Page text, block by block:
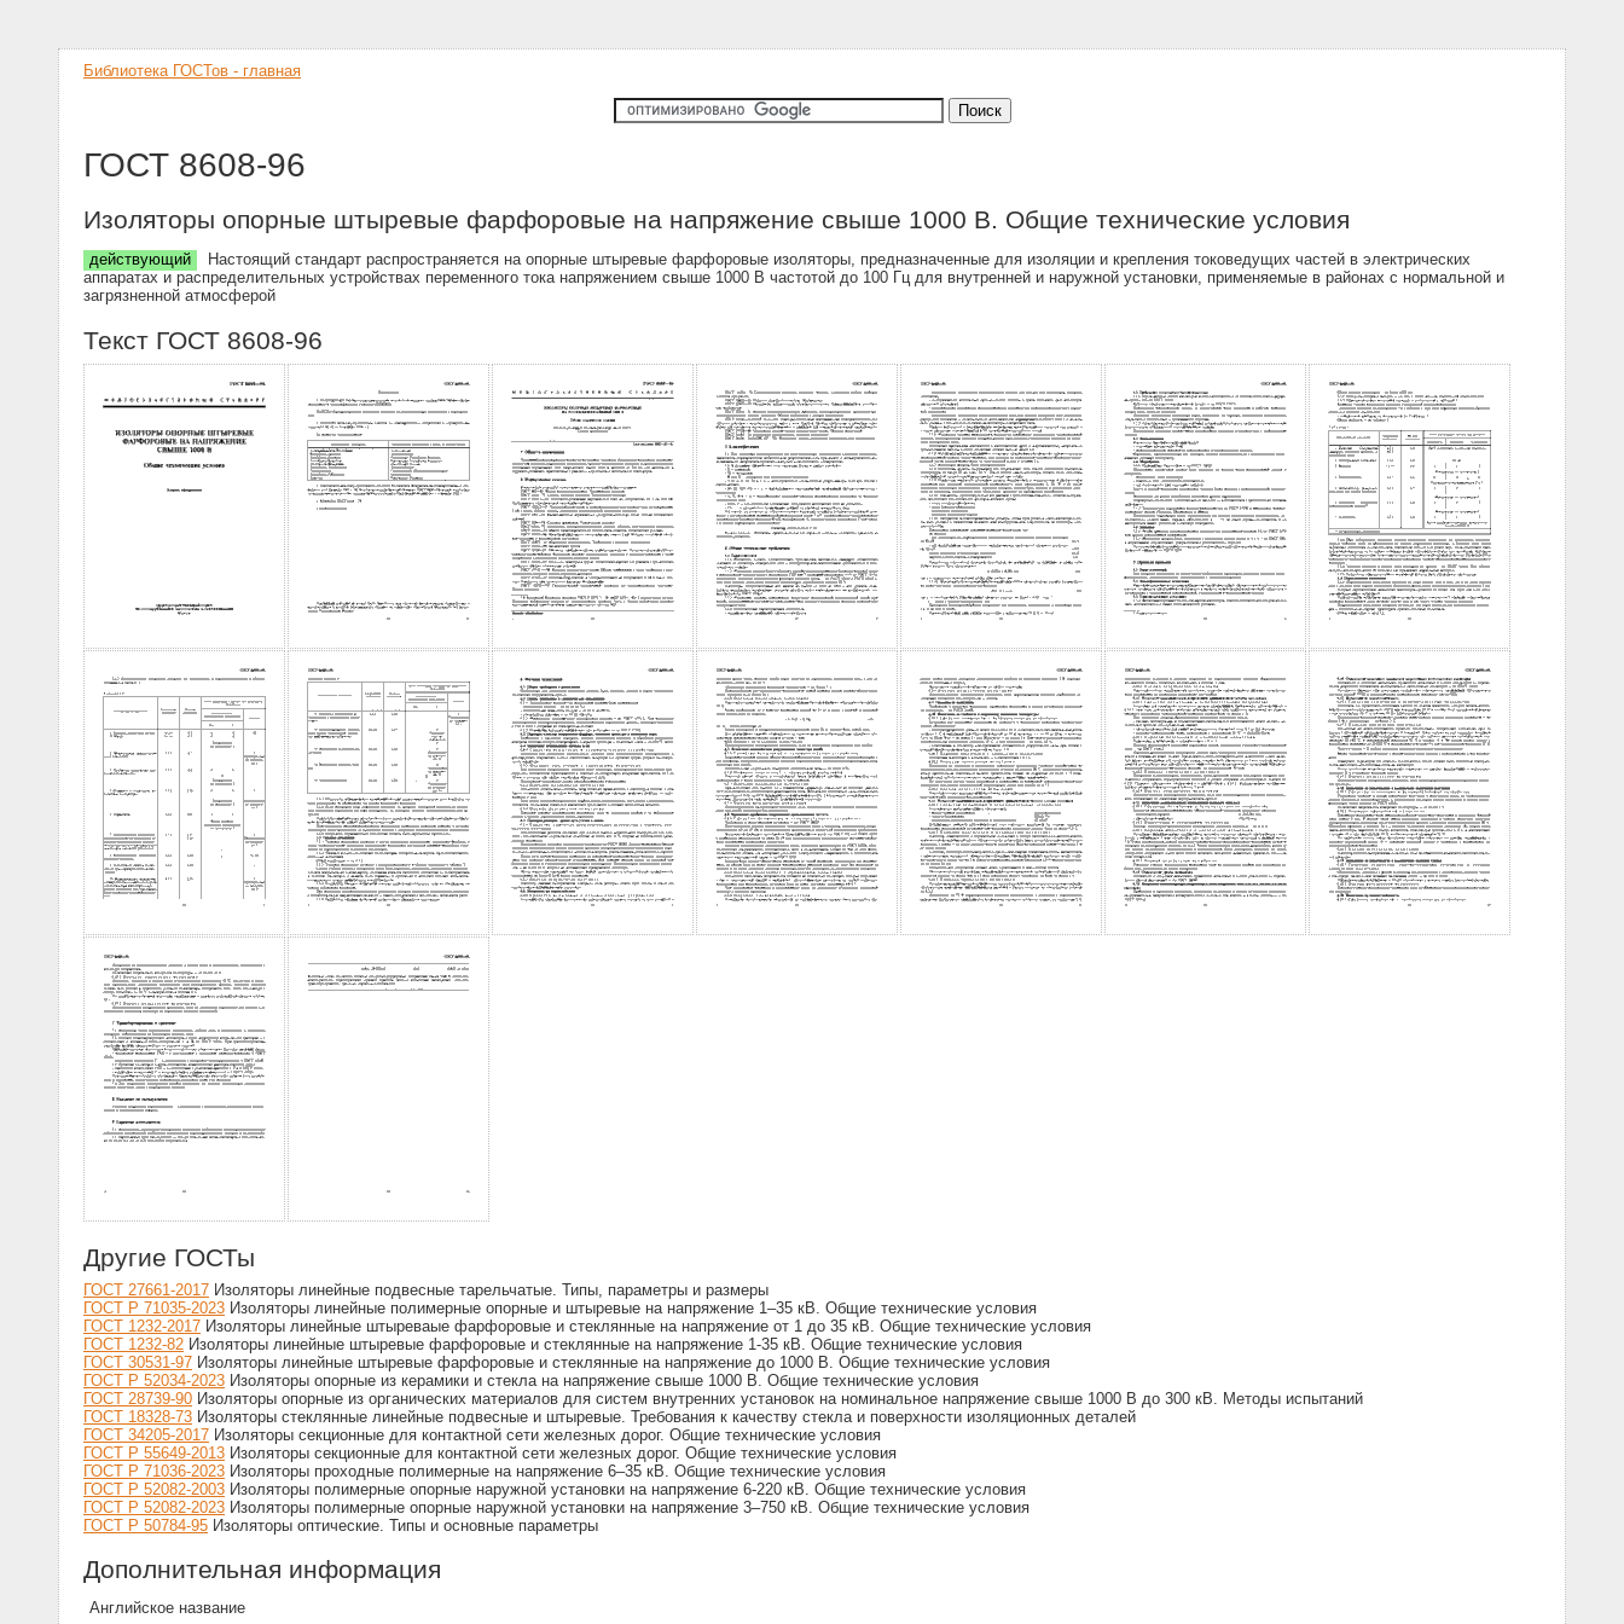
Библиотека ГОСТов - главная
ГОСТ 8608-96
Изоляторы опорные штыревые фарфоровые на напряжение свыше 1000 В. Общие технические условия
действующий
Настоящий стандарт распространяется на опорные штыревые фарфоровые изоляторы, предназначенные для изоляции и крепления токоведущих частей в электрических
аппаратах и распределительных устройствах переменного тока напряжением свыше 1000 В частотой до 100 Гц для внутренней и наружной установки, применяемые в районах с нормальной и
загрязненной атмосферой
Текст ГОСТ 8608-96
Другие ГОСТы
ГОСТ 27661-2017 Изоляторы линейные подвесные тарельчатые. Типы, параметры и размеры
ГОСТ Р 71035-2023 Изоляторы линейные полимерные опорные и штыревые на напряжение 1–35 кВ. Общие технические условия
ГОСТ 1232-2017 Изоляторы линейные штыреваые фарфоровые и стеклянные на напряжение от 1 до 35 кВ. Общие технические условия
ГОСТ 1232-82 Изоляторы линейные штыревые фарфоровые и стеклянные на напряжение 1-35 кВ. Общие технические условия
ГОСТ 30531-97 Изоляторы линейные штыревые фарфоровые и стеклянные на напряжение до 1000 В. Общие технические условия
ГОСТ Р 52034-2023 Изоляторы опорные из керамики и стекла на напряжение свыше 1000 В. Общие технические условия
ГОСТ 28739-90 Изоляторы опорные из органических материалов для систем внутренних установок на номинальное напряжение свыше 1000 В до 300 кВ. Методы испытаний
ГОСТ 18328-73 Изоляторы стеклянные линейные подвесные и штыревые. Требования к качеству стекла и поверхности изоляционных деталей
ГОСТ 34205-2017 Изоляторы секционные для контактной сети железных дорог. Общие технические условия
ГОСТ Р 55649-2013 Изоляторы секционные для контактной сети железных дорог. Общие технические условия
ГОСТ Р 71036-2023 Изоляторы проходные полимерные на напряжение 6–35 кВ. Общие технические условия
ГОСТ Р 52082-2003 Изоляторы полимерные опорные наружной установки на напряжение 6-220 кВ. Общие технические условия
ГОСТ Р 52082-2023 Изоляторы полимерные опорные наружной установки на напряжение 3–750 кВ. Общие технические условия
ГОСТ Р 50784-95 Изоляторы оптические. Типы и основные параметры
Дополнительная информация
Английское название